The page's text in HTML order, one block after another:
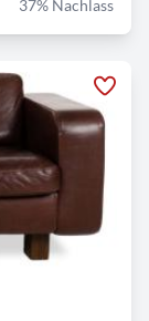
37% Nachlass